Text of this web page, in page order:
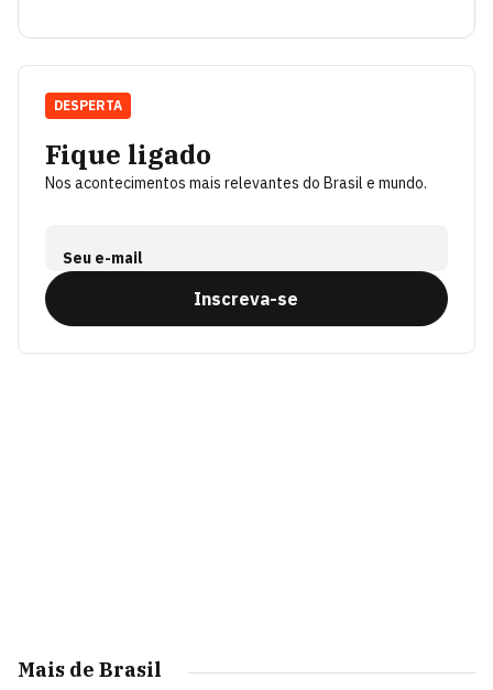
Fique ligado
Nos acontecimentos mais relevantes do Brasil e mundo.
Seu e-mail
Inscreva-se
DESPERTA
Mais de Brasil